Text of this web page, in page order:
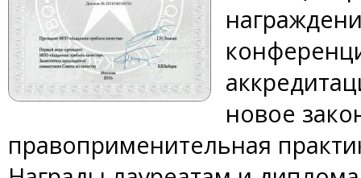
новое
правоприменительная